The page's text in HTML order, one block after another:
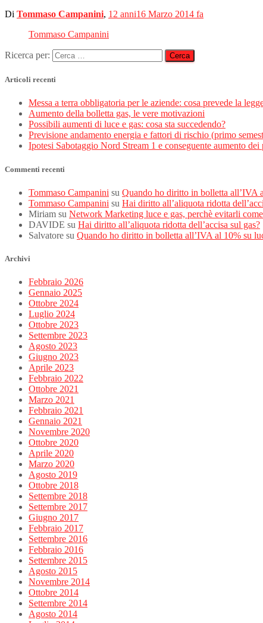
Di Tommaso Campanini, 12 anni16 Marzo 2014 fa
Tommaso Campanini
Ricerca per:
Articoli recenti
Messa a terra obbligatoria per le aziende: cosa prevede la
Aumento della bolletta gas, le vere motivazioni
Possibili aumenti di luce e gas: cosa sta succedendo?
Previsione andamento energia e fattori di rischio (primo
Ipotesi Sabotaggio Nord Stream 1 e conseguente aumento
Commenti recenti
Tommaso Campanini su Quando ho diritto in bolletta all’IVA
Tommaso Campanini su Hai diritto all’aliquota ridotta
Miriam su Network Marketing luce e gas, perchè evitarli
DAVIDE su Hai diritto all’aliquota ridotta dell’accisa sul gas?
Salvatore su Quando ho diritto in bolletta all’IVA al 10% su
Archivi
Febbraio 2026
Gennaio 2025
Ottobre 2024
Luglio 2024
Ottobre 2023
Settembre 2023
Agosto 2023
Giugno 2023
Aprile 2023
Febbraio 2022
Ottobre 2021
Marzo 2021
Febbraio 2021
Gennaio 2021
Novembre 2020
Ottobre 2020
Aprile 2020
Marzo 2020
Agosto 2019
Ottobre 2018
Settembre 2018
Settembre 2017
Giugno 2017
Febbraio 2017
Settembre 2016
Febbraio 2016
Settembre 2015
Agosto 2015
Novembre 2014
Ottobre 2014
Settembre 2014
Agosto 2014